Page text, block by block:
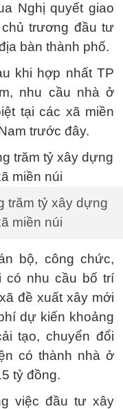
Nghị quyết giao
trương đầu tư
bàn thành phố.
khi hợp nhất TP
nhu cầu nhà ở
tại các xã miền
trước đây.
trăm tỷ xây dựng
miền núi
bộ, công chức,
có nhu cầu bố trí
đề xuất xây mới
dự kiến khoảng
tạo, chuyển đổi
có thành nhà ở
tỷ đồng.
việc đầu tư xây